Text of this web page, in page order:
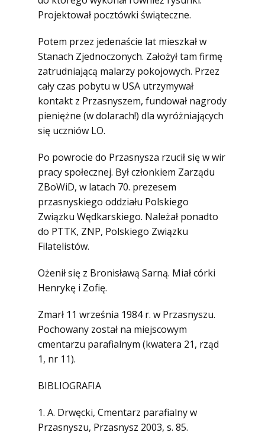
Projektował pocztówki świąteczne.
Potem przez jedenaście lat mieszkał w
Stanach Zjednoczonych. Założył tam firmę
zatrudniającą malarzy pokojowych. Przez
cały czas pobytu w USA utrzymywał
kontakt z Przasnyszem, fundował nagrody
pieniężne (w dolarach!) dla wyróżniających
się uczniów LO.
Po powrocie do Przasnysza rzucił się w wir
pracy społecznej. Był członkiem Zarządu
ZBoWiD, w latach 70. prezesem
przasnyskiego oddziału Polskiego
Związku Wędkarskiego. Należał ponadto
do PTTK, ZNP, Polskiego Związku
Filatelistów.
Ożenił się z Bronisławą Sarną. Miał córki
Henrykę i Zofię.
Zmarł 11 września 1984 r. w Przasnyszu.
Pochowany został na miejscowym
cmentarzu parafialnym (kwatera 21, rząd
1, nr 11).
BIBLIOGRAFIA
1. A. Drwęcki, Cmentarz parafialny w
Przasnyszu, Przasnysz 2003, s. 85.